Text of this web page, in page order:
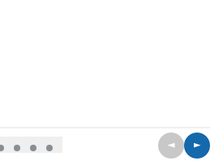
前のスライ
次のス